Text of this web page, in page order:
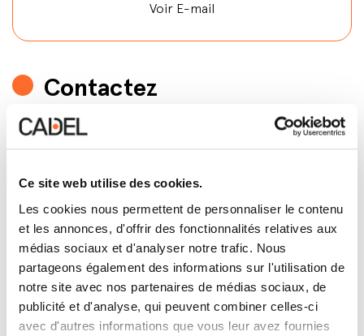
Ce site web utilise des cookies.
Les cookies nous permettent de personnaliser le contenu
et les annonces, d'offrir des fonctionnalités relatives aux
médias sociaux et d'analyser notre trafic. Nous
partageons également des informations sur l'utilisation de
notre site avec nos partenaires de médias sociaux, de
publicité et d'analyse, qui peuvent combiner celles-ci
avec d'autres informations que vous leur avez fournies
Voir E-mail
Contactez